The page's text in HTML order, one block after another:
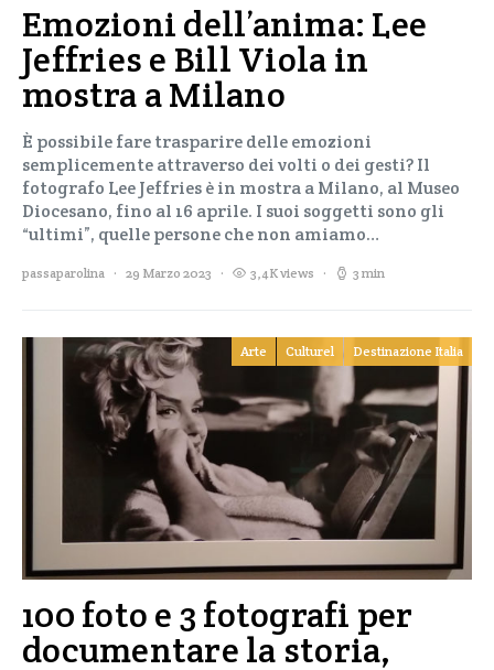
Emozioni dell’anima: Lee
Jeffries e Bill Viola in
mostra a Milano
È possibile fare trasparire delle emozioni
semplicemente attraverso dei volti o dei gesti? Il
fotografo Lee Jeffries è in mostra a Milano, al Museo
Diocesano, fino al 16 aprile. I suoi soggetti sono gli
“ultimi”, quelle persone che non amiamo…
passaparolina 29 Marzo 2023 3,4K views 3 min
Arte Culturel Destinazione Italia
100 foto e 3 fotografi per
documentare la storia,